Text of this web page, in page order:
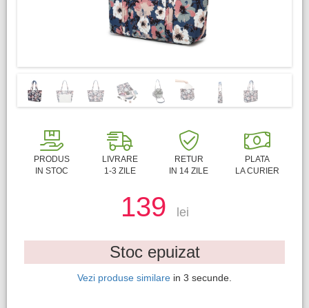
PRODUS
IN STOC
LIVRARE
1-3 ZILE
RETUR
IN 14 ZILE
PLATA
LA CURIER
139 lei
Stoc epuizat
Vezi produse similare in 3 secunde.